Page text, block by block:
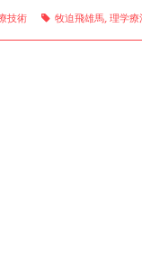
技術 Tags
牧迫飛雄馬,理学療